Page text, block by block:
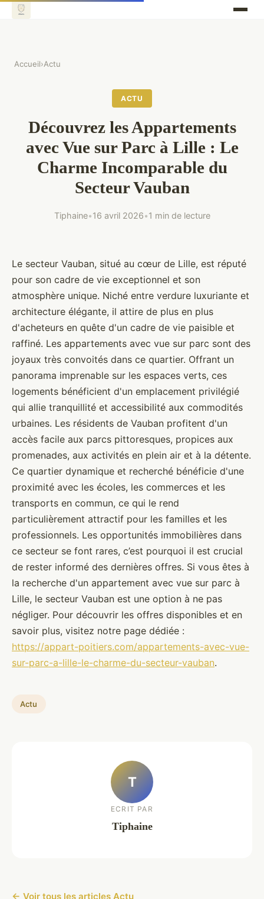
Accueil›Actu
ACTU
Découvrez les Appartements
avec Vue sur Parc à Lille : Le
Charme Incomparable du
Secteur Vauban
Tiphaine•16 avril 2026•1 min de lecture
Le secteur Vauban, situé au cœur de Lille, est réputé
pour son cadre de vie exceptionnel et son
atmosphère unique. Niché entre verdure luxuriante et
architecture élégante, il attire de plus en plus
d'acheteurs en quête d'un cadre de vie paisible et
raffiné. Les appartements avec vue sur parc sont des
joyaux très convoités dans ce quartier. Offrant un
panorama imprenable sur les espaces verts, ces
logements bénéficient d'un emplacement privilégié
qui allie tranquillité et accessibilité aux commodités
urbaines. Les résidents de Vauban profitent d'un
accès facile aux parcs pittoresques, propices aux
promenades, aux activités en plein air et à la détente.
Ce quartier dynamique et recherché bénéficie d'une
proximité avec les écoles, les commerces et les
transports en commun, ce qui le rend
particulièrement attractif pour les familles et les
professionnels. Les opportunités immobilières dans
ce secteur se font rares, c’est pourquoi il est crucial
de rester informé des dernières offres. Si vous êtes à
la recherche d'un appartement avec vue sur parc à
Lille, le secteur Vauban est une option à ne pas
négliger. Pour découvrir les offres disponibles et en
savoir plus, visitez notre page dédiée :
https://appart-poitiers.com/appartements-avec-vue-
sur-parc-a-lille-le-charme-du-secteur-vauban.
Actu
T
ECRIT PAR
Tiphaine
← Voir tous les articles Actu